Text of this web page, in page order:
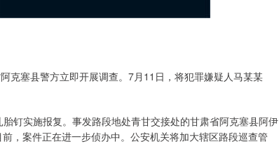
克塞县警方立即开展调查。7月11日，将犯罪嫌疑人马某某
钉实施报复。事发路段地处青甘交接处的甘肃省阿克塞县阿伊
，案件正在进一步侦办中。公安机关将加大辖区路段巡查管